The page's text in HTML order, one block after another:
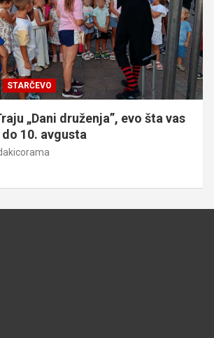
STARČEVO
„Dani druženja”, evo šta vas
10. avgusta